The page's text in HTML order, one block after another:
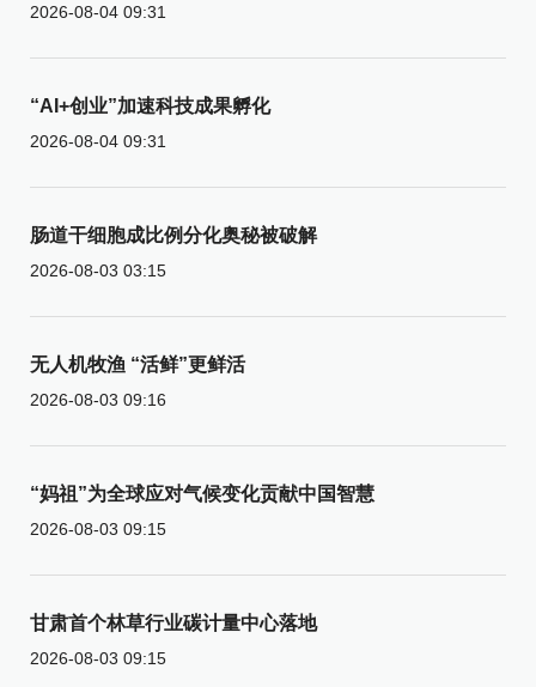
2026-08-04 09:31
“AI+创业”加速科技成果孵化
2026-08-04 09:31
肠道干细胞成比例分化奥秘被破解
2026-08-03 03:15
无人机牧渔 “活鲜”更鲜活
2026-08-03 09:16
“妈祖”为全球应对气候变化贡献中国智慧
2026-08-03 09:15
甘肃首个林草行业碳计量中心落地
2026-08-03 09:15